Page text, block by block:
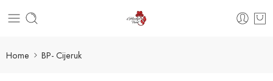
Home BP- Cijeruk